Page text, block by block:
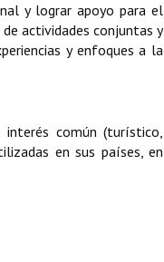
y lograr apoyo para el
actividades conjuntas y
y enfoques a la
común (turístico,
en sus países, en